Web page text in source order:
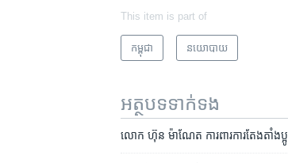
This item is part of
កម្ពុជា នយោបាយ
អត្ថបទ​ទាក់ទង
លោក ហ៊ុន ម៉ាណែត ការពារ​ការ​តែងតាំង​ប្